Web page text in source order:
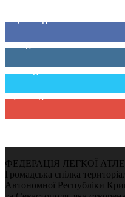
0 Підписників
234 Підписників
9,370 Підписників
ФЕДЕРАЦІЯ ЛЕГКОЇ
Громадська спілка
Автономної Республіки